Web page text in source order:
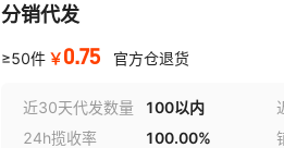
100 100
110 110 黑
分销代发
≥50件 ￥0.75 官方仓退货
近30天代发数量 100以内
24h揽收率
100.00%